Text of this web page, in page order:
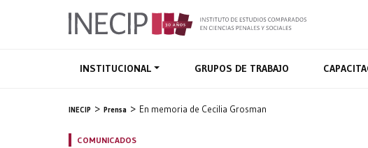
INSTITUCIONAL GRUPOS DE TRABAJO
INECIP Prensa En memoria de Cecilia Grosman
COMUNICADOS